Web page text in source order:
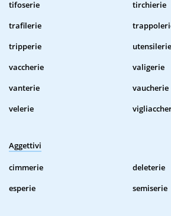
tifoserie
tirchierie
trafilerie
tripperie
utensilerie
vaccherie
valigerie
vanterie
vaucherie
velerie
Aggettivi
cimmerie
deleterie
esperie
semiserie